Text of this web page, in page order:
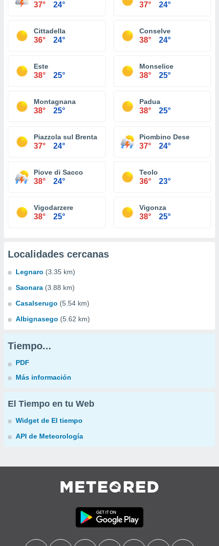
37° 24° 37° 24°
Cittadella
36° 24°
Conselve
38° 24°
Este
38° 25°
Monselice
38° 25°
Montagnana
38° 25°
Padua
38° 25°
Piazzola sul Brenta
37° 24°
Piombino Dese
37° 24°
Piove di Sacco
38° 24°
Teolo
36° 23°
Vigodarzere
38° 25°
Vigonza
38° 25°
Localidades cercanas
Legnaro (3.35 km)
Saonara (3.88 km)
Casalserugo (5.54 km)
Albignasego (5.62 km)
Tiempo...
PDF
Más información
El Tiempo en tu Web
Widget de El tiempo
API de Meteorología